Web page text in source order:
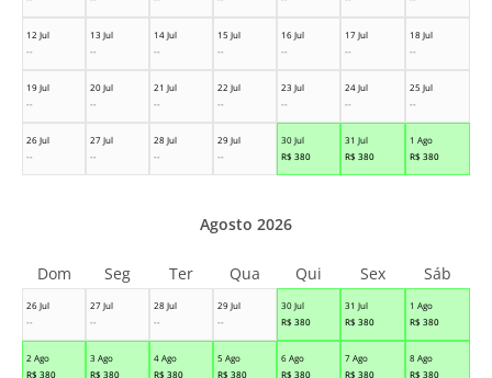
12 Jul
--
13 Jul
--
14 Jul
--
15 Jul
--
16 Jul
--
17 Jul
--
18 Jul
--
19 Jul
--
20 Jul
--
21 Jul
--
22 Jul
--
23 Jul
--
24 Jul
--
25 Jul
--
26 Jul
--
27 Jul
--
28 Jul
--
29 Jul
--
30 Jul
R$ 380
31 Jul
R$ 380
1 Ago
R$ 380
26 Jul
--
27 Jul
--
28 Jul
--
29 Jul
--
30 Jul
R$ 380
31 Jul
R$ 380
1 Ago
R$ 380
2 Ago
R$ 380
3 Ago
R$ 380
4 Ago
R$ 380
5 Ago
R$ 380
6 Ago
R$ 380
7 Ago
R$ 380
8 Ago
R$ 380
Agosto 2026
Dom Seg Ter Qua Qui Sex Sáb